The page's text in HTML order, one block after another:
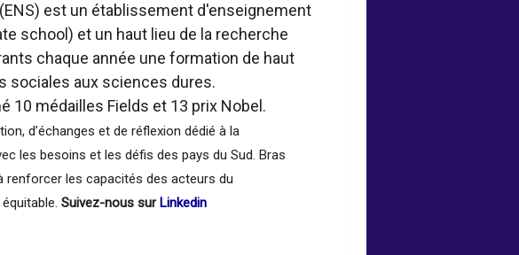
est un établissement d'enseignement
school) et un haut lieu de la recherche
chaque année une formation de haut
sociales aux sciences dures.
10 médailles Fields et 13 prix Nobel.
d’échanges et de réflexion dédié à la
les besoins et les défis des pays du Sud. Bras
renforcer les capacités des acteurs du
Suivez-nous sur Linkedin